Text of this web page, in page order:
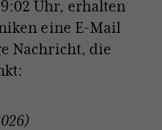
Uhr, erhalten
eine E-Mail
Nachricht, die